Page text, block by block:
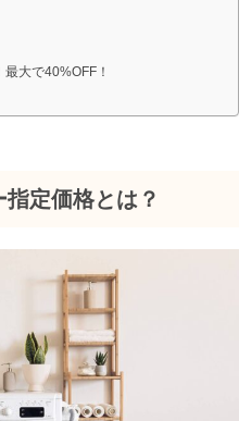
大で40%OFF！
定価格とは？